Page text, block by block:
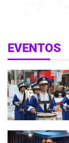
EVENTOS